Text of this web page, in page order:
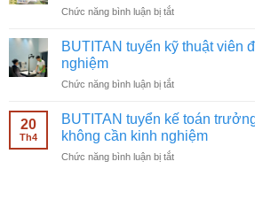
kinh
cáo
ngành
không
kinh
nghiệm
Chức năng bình luận bị tắtở
tuyển
nhân
bán
kính
mắt
không
cần
BUTITAN tuyển kỹ thuật viên
nghiệm
Chức năng bình luận bị tắtở
tuyển
kỹ
thuật
viên
20
Th4
BUTITAN tuyển kế toán
không cần kinh nghiệm
Chức năng bình luận bị tắtở